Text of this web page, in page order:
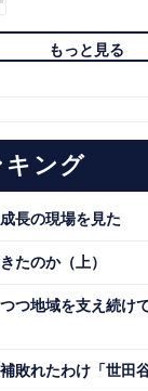
もっと見る
キング
長の現場を見た
たのか（上）
つ地域を支え続け
敗れたわけ「世田